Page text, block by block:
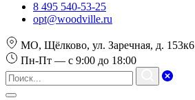
8 495 540-53-25
opt@woodville.ru
МО, Щёлково, ул. Заречная, д. 153к6
Пн-Пт — с 9:00 до 18:00